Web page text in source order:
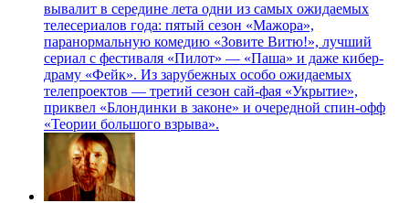
вывалит в середине лета одни из самых ожидаемых
телесериалов года: пятый сезон «Мажора»,
паранормальную комедию «Зовите Витю!», лучший
сериал с фестиваля «Пилот» — «Паша» и даже кибер-
драму «Фейк». Из зарубежных особо ожидаемых
телепроектов — третий сезон сай-фая «Укрытие»,
приквел «Блондинки в законе» и очередной спин-офф
«Теории большого взрыва».